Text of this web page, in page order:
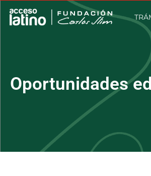
Oportunidades